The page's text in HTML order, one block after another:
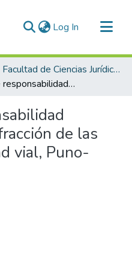
Log In (current)
Facultad de Ciencias Jurídicas y Políticas
Análisis de responsabilidad ciudadana en la infracción de las reglas de seguridad vial, Puno-2023
de las
vial, Puno-